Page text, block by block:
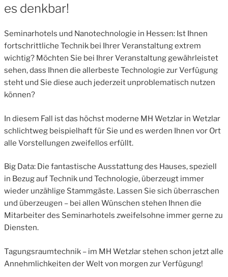
es denkbar!
Seminarhotels und Nanotechnologie in Hessen: Ist Ihnen
fortschrittliche Technik bei Ihrer Veranstaltung extrem
wichtig? Möchten Sie bei Ihrer Veranstaltung gewährleistet
sehen, dass Ihnen die allerbeste Technologie zur Verfügung
steht und Sie diese auch jederzeit unproblematisch nutzen
können?
In diesem Fall ist das höchst moderne MH Wetzlar in Wetzlar
schlichtweg beispielhaft für Sie und es werden Ihnen vor Ort
alle Vorstellungen zweifellos erfüllt.
Big Data: Die fantastische Ausstattung des Hauses, speziell
in Bezug auf Technik und Technologie, überzeugt immer
wieder unzählige Stammgäste. Lassen Sie sich überraschen
und überzeugen – bei allen Wünschen stehen Ihnen die
Mitarbeiter des Seminarhotels zweifelsohne immer gerne zu
Diensten.
Tagungsraumtechnik – im MH Wetzlar stehen schon jetzt alle
Annehmlichkeiten der Welt von morgen zur Verfügung!